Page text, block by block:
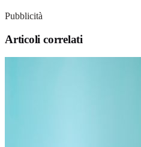
Pubblicità
Articoli correlati